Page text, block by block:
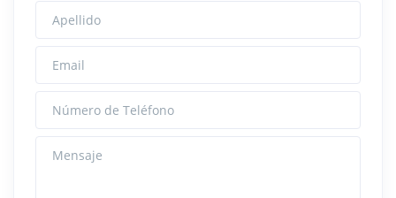
Apellido
Número de Teléfono